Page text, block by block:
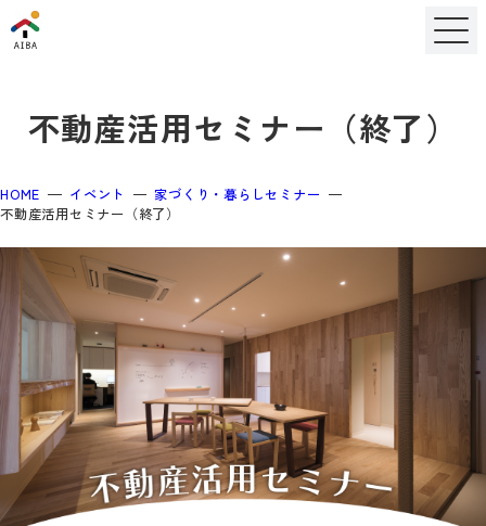
不動産活用セミナー（終了）
HOME イベント
家づくり・暮らしセミナー
不動産活用セミナー（終了）